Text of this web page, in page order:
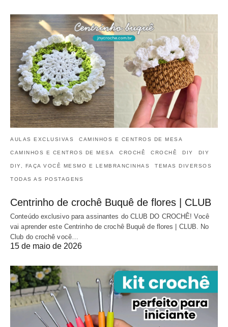
AULAS EXCLUSIVAS CAMINHOS E CENTROS DE MESA
CAMINHOS E CENTROS DE MESA CROCHÊ CROCHÊ DIY DIY
DIY, FAÇA VOCÊ MESMO E LEMBRANCINHAS TEMAS DIVERSOS
TODAS AS POSTAGENS
Centrinho de crochê Buquê de flores | CLUB
Conteúdo exclusivo para assinantes do CLUB DO CROCHÊ! Você
vai aprender este Centrinho de crochê Buquê de flores | CLUB. No
Club do crochê você…
15 de maio de 2026